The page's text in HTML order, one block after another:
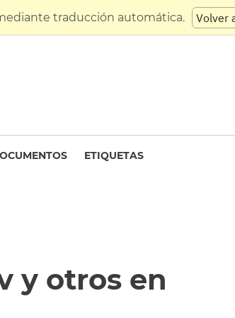
traducción automática. Volver
ETIQUETAS
y otros en